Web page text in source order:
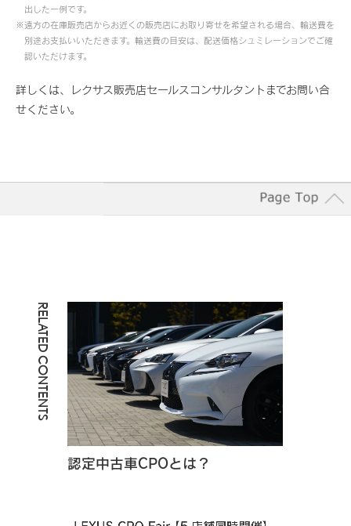
出した一例です。
※遠方の在庫販売店からお近くの販売店にお取り寄せを希望される場合、輸送費を
別途お支払いいただきます。輸送費の目安は、配送価格シュミレーションでご確
認いただけます。
詳しくは、レクサス販売店セールスコンサルタントまでお問い合
せください。
RELATED CONTENTS
認定中古車CPOとは？